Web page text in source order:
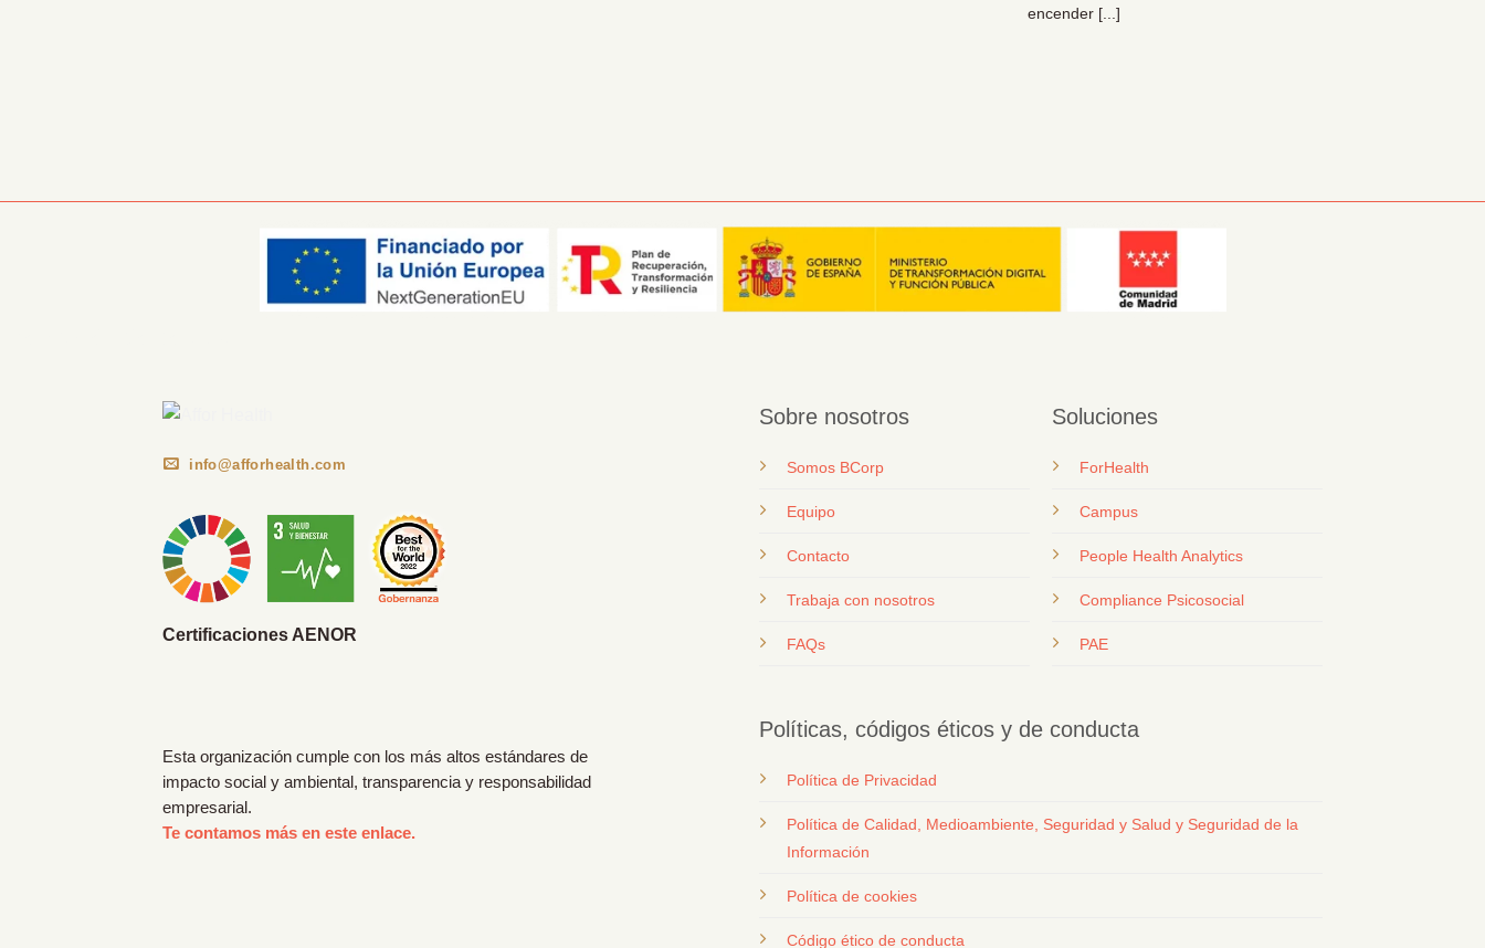
encender [...]
info@afforhealth.com
Certificaciones AENOR
Esta organización cumple con los más altos estándares de
impacto social y ambiental, transparencia y responsabilidad
empresarial.
Te contamos más en este enlace.
Sobre nosotros
Somos BCorp
Equipo
Contacto
Trabaja con nosotros
FAQs
Soluciones
ForHealth
Campus
People Health Analytics
Compliance Psicosocial
PAE
Políticas, códigos éticos y de conducta
Política de Privacidad
Política de Calidad, Medioambiente, Seguridad y Salud y Seguridad de la
Información
Política de cookies
Código ético de conducta